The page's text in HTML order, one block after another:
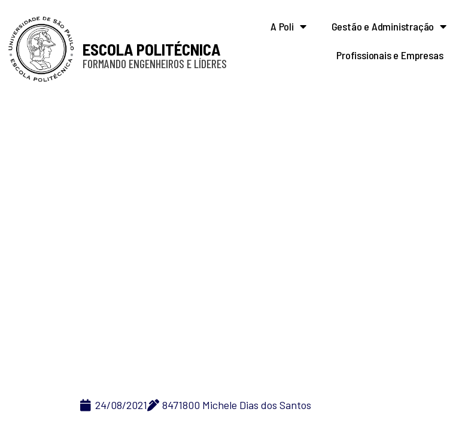
ESCOLA POLITÉCNICA
FORMANDO ENGENHEIROS E LÍDERES
A Poli Gestão e Administração
Profissionais e Empresas
24/08/2021 8471800 Michele Dias dos Santos